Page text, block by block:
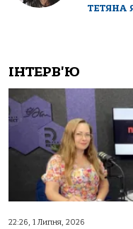
ТЕТЯНА
ІНТЕРВ'Ю
22:26, 1 Липня, 2026